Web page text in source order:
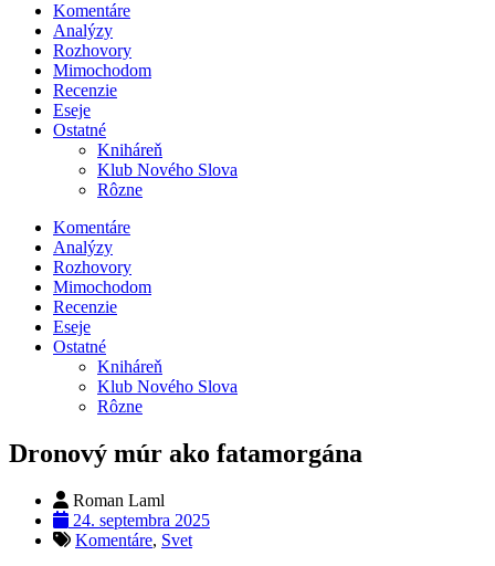
Komentáre
Analýzy
Rozhovory
Mimochodom
Recenzie
Eseje
Ostatné
Kniháreň
Klub Nového Slova
Rôzne
Komentáre
Analýzy
Rozhovory
Mimochodom
Recenzie
Eseje
Ostatné
Kniháreň
Klub Nového Slova
Rôzne
Dronový múr ako fatamorgána
Roman Laml
24. septembra 2025
Komentáre, Svet